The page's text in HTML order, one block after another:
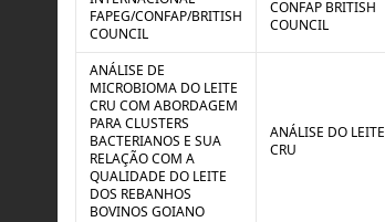
FAPEG/CONFAP/BRITISH
COUNCIL
CONFAP BRITISH
COUNCIL
ANÁLISE DE
MICROBIOMA DO LEITE
CRU COM ABORDAGEM
PARA CLUSTERS
BACTERIANOS E SUA
RELAÇÃO COM A
QUALIDADE DO LEITE
DOS REBANHOS
BOVINOS GOIANO
ANÁLISE DO LEITE
CRU